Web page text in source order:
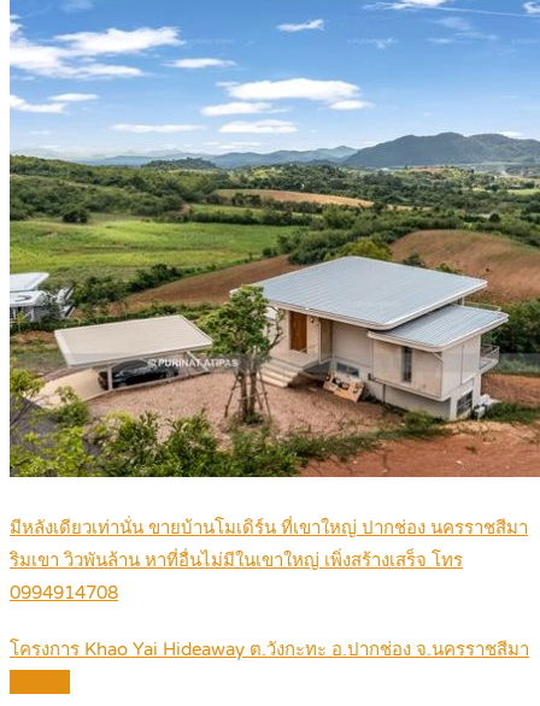
มีหลังเดียวเท่านั่น ขายบ้านโมเดิร์น ที่เขาใหญ่ ปากช่อง นครราชสีมา
ริมเขา วิวพันล้าน หาที่อื่นไม่มีในเขาใหญ่ เพิ่งสร้างเสร็จ โทร
0994914708
โครงการ Khao Yai Hideaway ต.วังกะทะ อ.ปากช่อง จ.นครราชสีมา